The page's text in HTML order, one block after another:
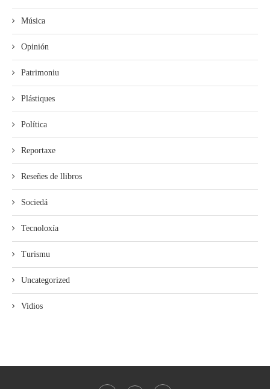
Música
Opinión
Patrimoniu
Plástiques
Política
Reportaxe
Reseñes de llibros
Sociedá
Tecnoloxía
Turismu
Uncategorized
Vidios